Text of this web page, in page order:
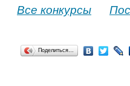
Все конкурсы
Поделиться…